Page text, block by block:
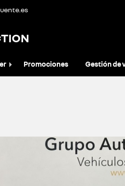
Promociones Gestión de